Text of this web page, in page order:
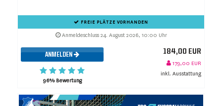
FREIE PLÄTZE VORHANDEN
Anmeldeschluss 24. August 2026, 10:00 Uhr
ANMELDEN
96% Bewertung
184,00 EUR
179,00 EUR
inkl. Ausstattung